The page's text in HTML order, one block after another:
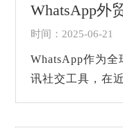
WhatsApp外
时间：2025-06-21
WhatsApp作为
讯社交工具，在